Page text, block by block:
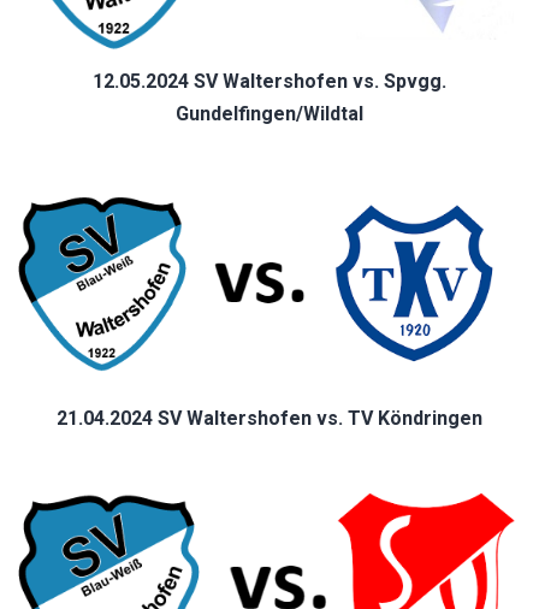
12.05.2024 SV Waltershofen vs. Spvgg.
Gundelfingen/Wildtal
21.04.2024 SV Waltershofen vs. TV Köndringen